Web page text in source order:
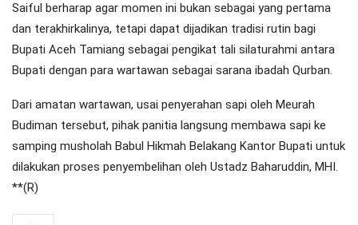
Saiful berharap agar momen ini bukan sebagai yang pertama
dan terakhirkalinya, tetapi dapat dijadikan tradisi rutin bagi
Bupati Aceh Tamiang sebagai pengikat tali silaturahmi antara
Bupati dengan para wartawan sebagai sarana ibadah Qurban.
Dari amatan wartawan, usai penyerahan sapi oleh Meurah
Budiman tersebut, pihak panitia langsung membawa sapi ke
samping musholah Babul Hikmah Belakang Kantor Bupati untuk
dilakukan proses penyembelihan oleh Ustadz Baharuddin, MHI.
**(R)